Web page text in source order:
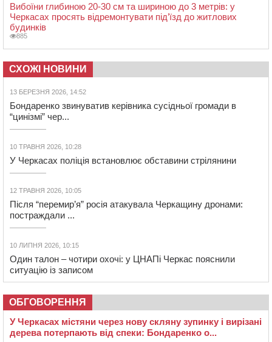
Вибоїни глибиною 20-30 см та шириною до 3 метрів: у
Черкасах просять відремонтувати під’їзд до житлових
будинків
885
СХОЖІ НОВИНИ
13 БЕРЕЗНЯ 2026, 14:52
Бондаренко звинуватив керівника сусідньої громади в
“цинізмі” чер...
10 ТРАВНЯ 2026, 10:28
У Черкасах поліція встановлює обставини стрілянини
12 ТРАВНЯ 2026, 10:05
Після “перемир’я” росія атакувала Черкащину дронами:
постраждали ...
10 ЛИПНЯ 2026, 10:15
Один талон – чотири охочі: у ЦНАПі Черкас пояснили
ситуацію із записом
ОБГОВОРЕННЯ
У Черкасах містяни через нову скляну зупинку і вирізані
дерева потерпають від спеки: Бондаренко о...